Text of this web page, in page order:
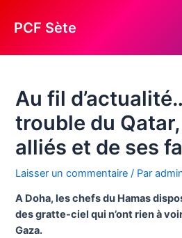
PCF Sète
Au fil
trouble du
alliés et de ses
Laisser un commentaire / Par
A Doha, les chefs du Hamas
des gratte-ciel qui n’ont rien à
Gaza.